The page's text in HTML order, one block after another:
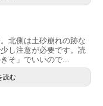
北側は土砂崩れの跡な
し注意が必要です。読
そ」でいいので...
読む